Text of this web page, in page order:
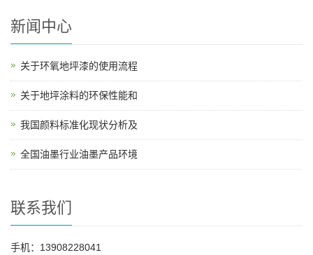
新闻中心
关于环氧地坪漆的使用流程
关于地坪涂料的环保性能和
我国颜料标准化现状分析及
全国油墨行业油墨产品环境
联系我们
手机：13908228041